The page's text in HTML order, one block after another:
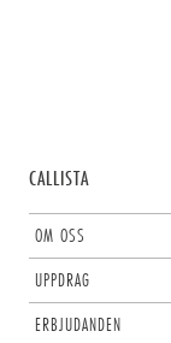
CALLISTA
OM OSS
UPPDRAG
ERBJUDANDEN